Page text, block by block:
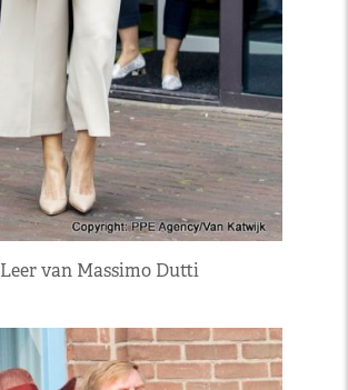
Leer van Massimo Dutti